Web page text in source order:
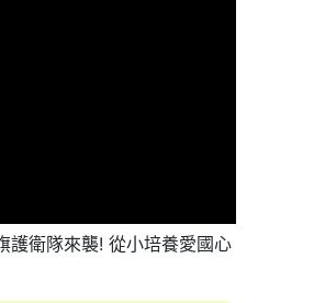
護衛隊來襲! 從小培養愛國心